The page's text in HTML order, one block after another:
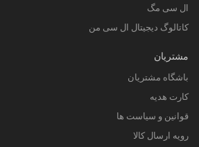
ال سی مگ
کاتالوگ دیجیتال ال سی من
مشتریان
باشگاه مشتریان
کارت هدیه
قوانین و سیاست ها
رویه ارسال کالا